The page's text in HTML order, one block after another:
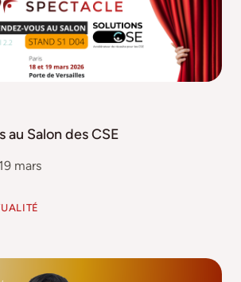
au Salon des CSE
mars